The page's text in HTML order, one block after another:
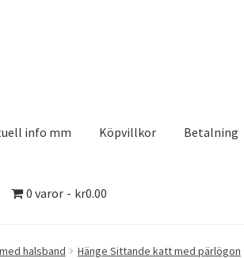
info mm Köpvillkor Betalning
0 varor kr0.00
Kontakt Köpvillkor Logotypes Search
halsband Hänge Sittande katt med pärlögon